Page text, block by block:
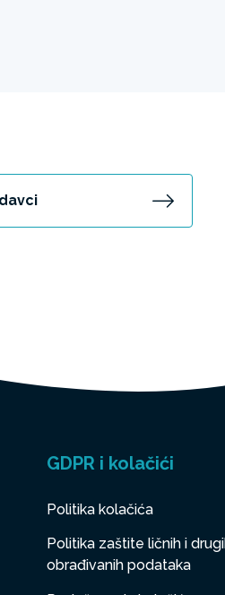
GDPR i kolačići
Politika kolačića
Politika zaštite ličnih i
obrađivanih podataka